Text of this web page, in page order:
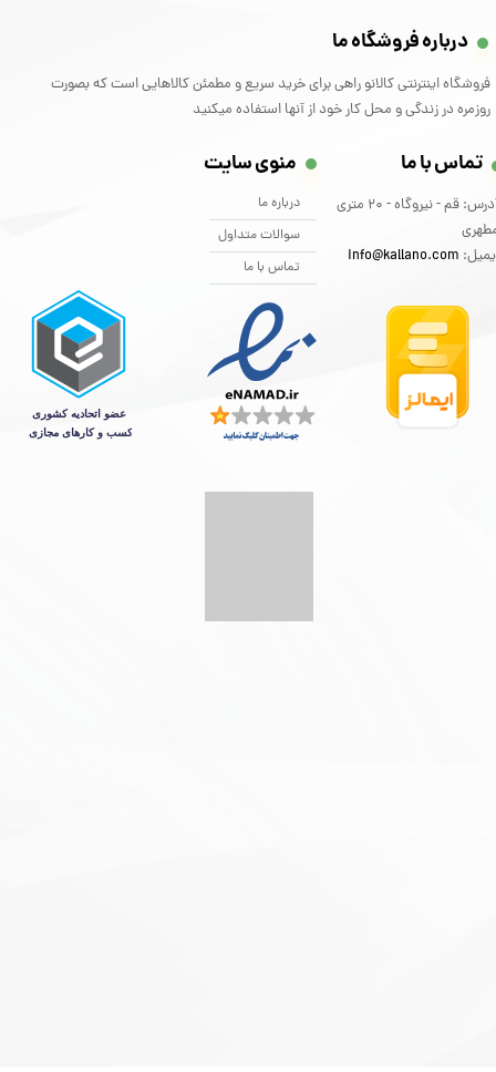
درباره فروشگاه ما
فروشگاه اینترنتی کالانو راهی برای خرید سریع و مطمئن کالاهایی است که بصورت
روزمره در زندگی و محل کار خود از آنها استفاده میکنید
تماس با ما
آدرس: قم - نیروگاه - 20 متری
info@kallano.com​​​​​​​
منوی سایت
درباره ما
سوالات متداول
تماس با ما